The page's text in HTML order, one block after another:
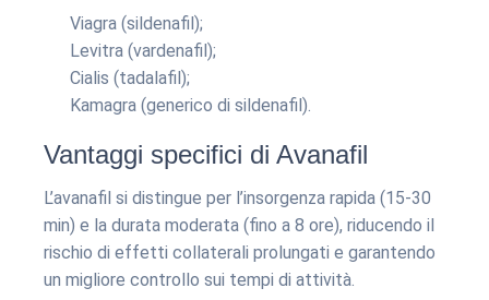
Viagra (sildenafil);
Levitra (vardenafil);
Cialis (tadalafil);
Kamagra (generico di sildenafil).
Vantaggi specifici di Avanafil
L’avanafil si distingue per l’insorgenza rapida (15-30
min) e la durata moderata (fino a 8 ore), riducendo il
rischio di effetti collaterali prolungati e garantendo
un migliore controllo sui tempi di attività.